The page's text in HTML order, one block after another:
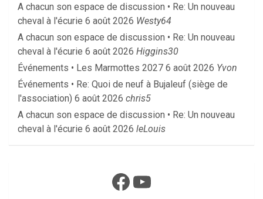
A chacun son espace de discussion • Re: Un nouveau
cheval à l'écurie 6 août 2026 Westy64
A chacun son espace de discussion • Re: Un nouveau
cheval à l'écurie 6 août 2026 Higgins30
Événements • Les Marmottes 2027 6 août 2026 Yvon
Événements • Re: Quoi de neuf à Bujaleuf (siège de
l'association) 6 août 2026 chris5
A chacun son espace de discussion • Re: Un nouveau
cheval à l'écurie 6 août 2026 leLouis
Facebook
YouTube